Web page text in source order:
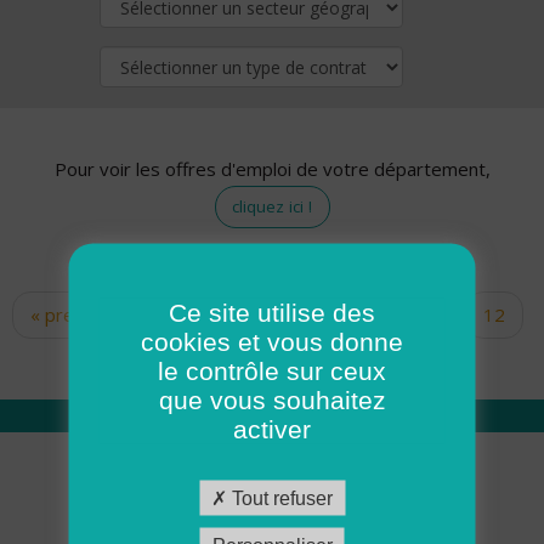
Pour voir les offres d'emploi de votre département,
cliquez ici !
Pages
« premier ‹ précédent … 10
12
14 15 16 17
Qui sommes nous
Académie ADMR
Ce site utilise des
cookies et vous donne
le contrôle sur ceux
que vous souhaitez
activer
Tout refuser